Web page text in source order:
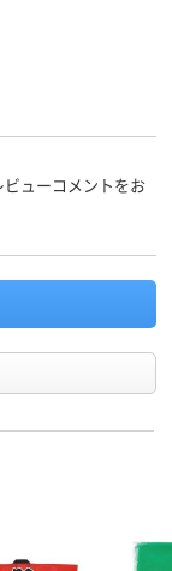
ューコメントをお